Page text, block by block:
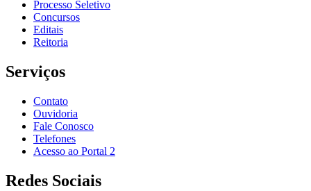
Processo Seletivo
Concursos
Editais
Reitoria
Serviços
Contato
Ouvidoria
Fale Conosco
Telefones
Acesso ao Portal 2
Redes Sociais